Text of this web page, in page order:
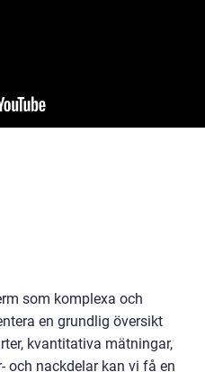
som komplexa och
en grundlig översikt
kvantitativa mätningar,
och nackdelar kan vi få en